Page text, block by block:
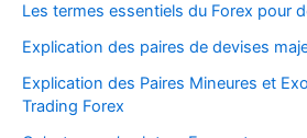
Les termes essentiels du Forex pour
Explication des paires de devises
Explication des Paires Mineures et
Trading Forex